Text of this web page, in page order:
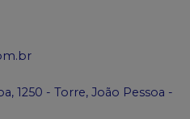
1250 - Torre, João Pessoa -